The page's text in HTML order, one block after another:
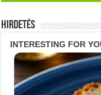
Hirdetés